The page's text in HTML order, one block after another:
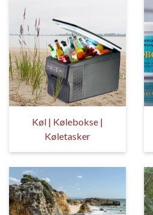
Køl | Kølebokse |
Køletasker